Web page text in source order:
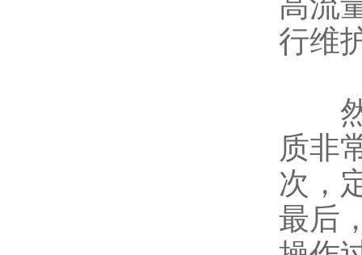
行维
然
质非
次，
最后